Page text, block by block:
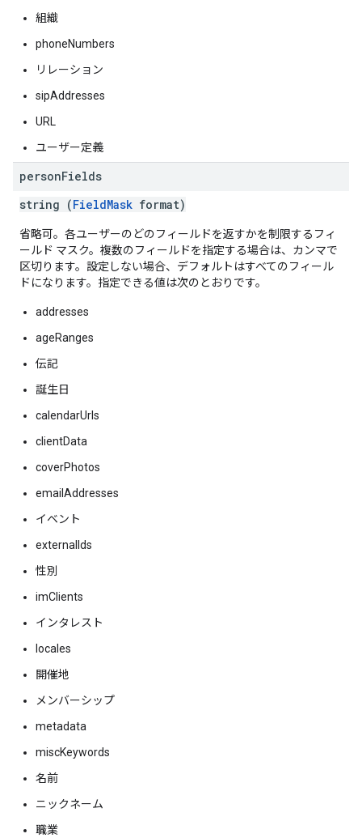
組織
phoneNumbers
リレーション
sipAddresses
URL
ユーザー定義
personFields
string (FieldMask format)
省略可。各ユーザーのどのフィールドを返すかを制限するフィ
ールド マスク。複数のフィールドを指定する場合は、カンマで
区切ります。設定しない場合、デフォルトはすべてのフィール
ドになります。指定できる値は次のとおりです。
addresses
ageRanges
伝記
誕生日
calendarUrls
clientData
coverPhotos
emailAddresses
イベント
externalIds
性別
imClients
インタレスト
locales
開催地
メンバーシップ
metadata
miscKeywords
名前
ニックネーム
職業